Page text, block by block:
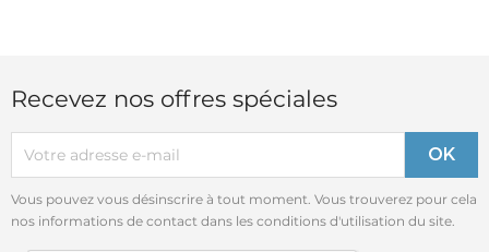
Recevez nos offres spéciales
Vous pouvez vous désinscrire à tout moment. Vous trouverez pour cela
nos informations de contact dans les conditions d'utilisation du site.